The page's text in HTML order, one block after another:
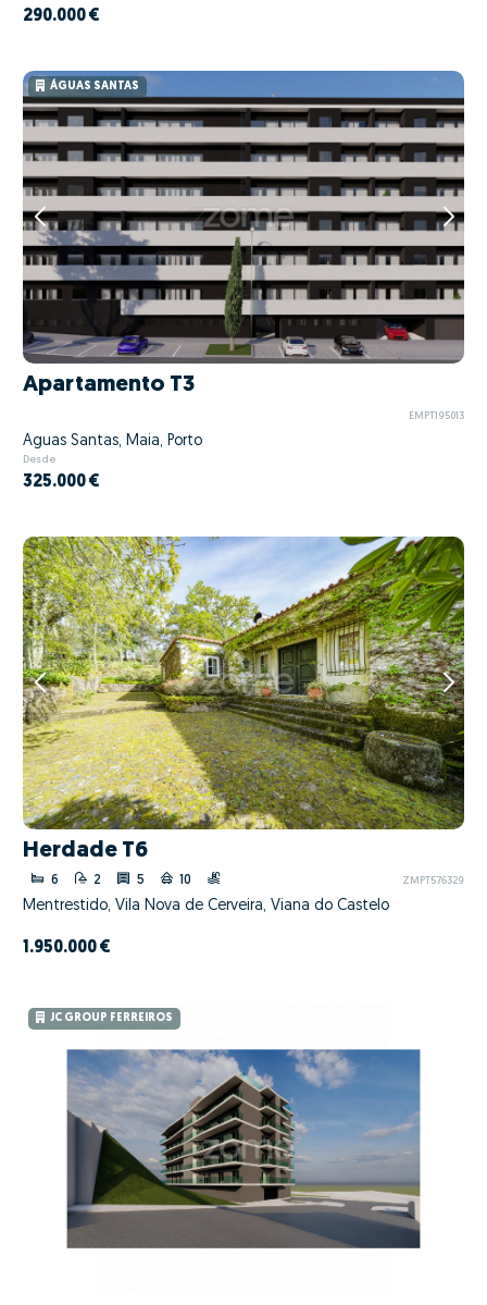
290.000 €
ÁGUAS SANTAS
Apartamento T3
EMPT195013
Águas Santas, Maia, Porto
Desde
325.000 €
Herdade T6
6 2 5 10 ZMPT576329
Mentrestido, Vila Nova de Cerveira, Viana do Castelo
1.950.000 €
JC GROUP FERREIROS